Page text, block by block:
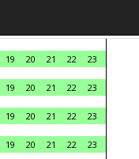
19 20 21 22
23
19 20 21 22
23
19 20 21 22
23
19 20 21 22
23